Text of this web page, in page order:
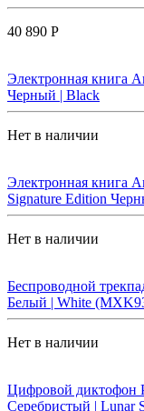
40 890 Р
Электронная книга
Черный | Black
Нет в наличии
Электронная книга
Signature Edition
Нет в наличии
Беспроводной
Белый | White
Нет в наличии
Цифровой диктофон
Серебристый | Lunar